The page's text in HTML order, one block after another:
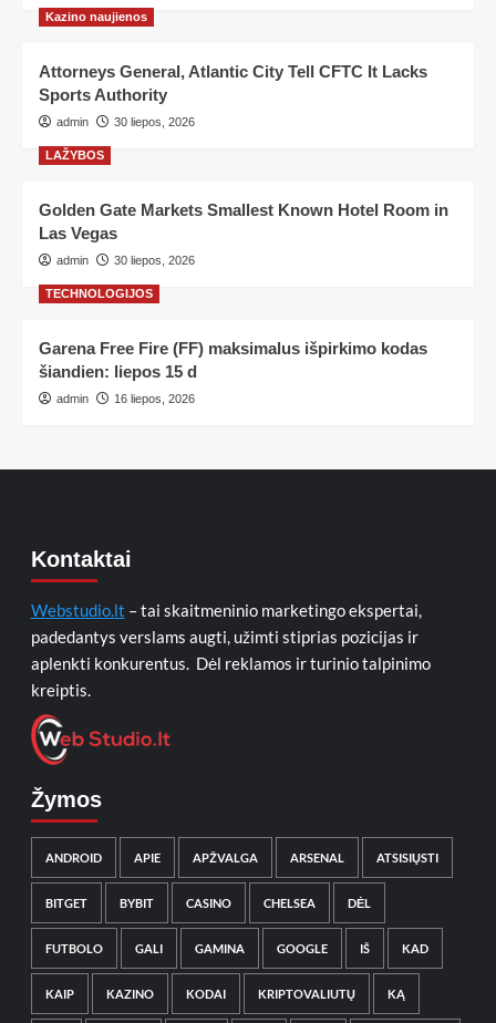
Kazino naujienos
Attorneys General, Atlantic City Tell CFTC It Lacks
Sports Authority
admin 30 liepos, 2026
LAŽYBOS
Golden Gate Markets Smallest Known Hotel Room in
Las Vegas
admin 30 liepos, 2026
TECHNOLOGIJOS
Garena Free Fire (FF) maksimalus išpirkimo kodas
šiandien: liepos 15 d
admin 16 liepos, 2026
Kontaktai
Webstudio.lt – tai skaitmeninio marketingo ekspertai,
padedantys verslams augti, užimti stiprias pozicijas ir
aplenkti konkurentus. Dėl reklamos ir turinio talpinimo
kreiptis.
Žymos
ANDROID APIE APŽVALGA ARSENAL ATSISIŲSTI
BITGET BYBIT CASINO CHELSEA DĖL
FUTBOLO GALI GAMINA GOOGLE IŠ KAD
KAIP KAZINO KODAI KRIPTOVALIUTŲ KĄ